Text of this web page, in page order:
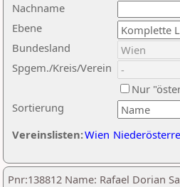
Nachname
Ebene
Sortierung
Bundesland
Spgem./Kreis/Verein
Nur
Vereinslisten:Wien
Pnr:138812 Name: Rafael Dorian